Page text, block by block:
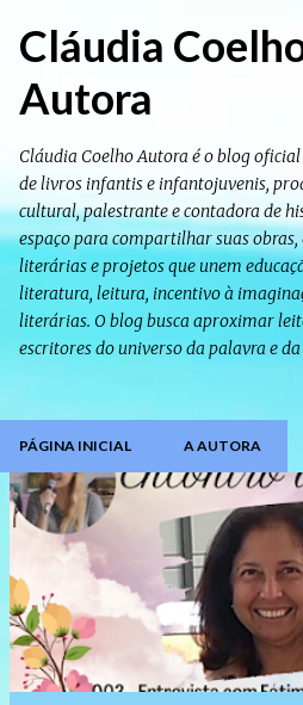
Pular para o
Cláudia
Autora
Cláudia Coelho Autora é o blog
de livros infantis e infantojuvenis,
cultural, palestrante e contadora de
espaço para compartilhar suas obras,
literárias e projetos que unem
literatura, leitura, incentivo à
literárias. O blog busca aproximar
escritores do universo da palavra e
PÁGINA INICIAL A AUTORA
P
s
t
a
g